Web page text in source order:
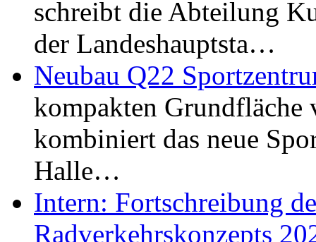
schreibt die Abteilung
der Landeshauptsta…
Neubau Q22
kompakten Grundfläche
kombiniert das neue
Halle…
Intern: Fortschreibung
Radverkehrskonzepts